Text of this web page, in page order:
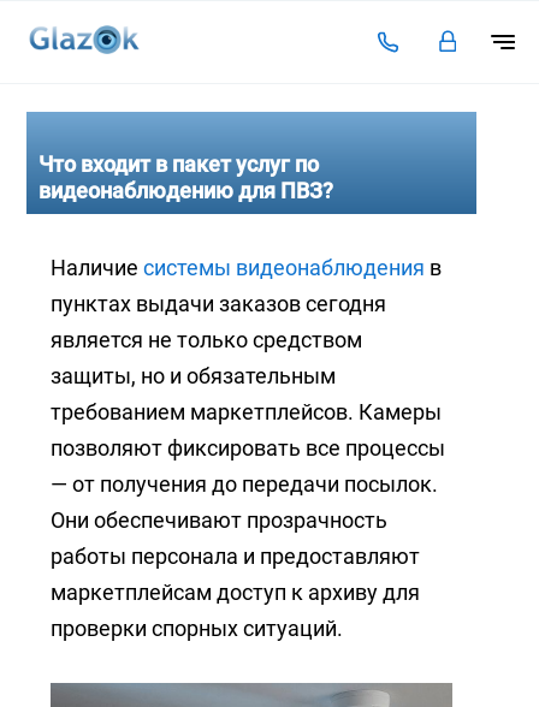
Подключение
Тарифы
Видеоаналитика
Решения для бизнеса
Оплата
Инструкции
Статьи
Контакты
+7 (727) 317-61-61
info@glazok.kz
Что входит в пакет услуг по
видеонаблюдению для ПВЗ?
Наличиесистемы видеонаблюдения в
пунктах выдачи заказов сегодня
является не только средством
защиты, но и обязательным
требованием маркетплейсов. Камеры
позволяют фиксировать все процессы
— от получения до передачи посылок.
Они обеспечивают прозрачность
работы персонала и предоставляют
маркетплейсам доступ к архиву для
проверки спорных ситуаций.